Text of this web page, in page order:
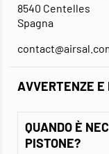
8540 Centelles
Spagna
AVVERTENZE E
QUANDO È
PISTONE?